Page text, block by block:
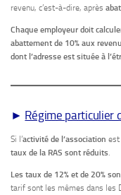
revenu, c’est-à-dire, après
Chaque employeur doit
abattement de 10% aux
dont l’adresse est située à
► Régime particulier
Si l’activité de l’association est
taux de la RAS sont réduits.
Les taux de 12% et de 20%
tarif sont les mêmes dans les